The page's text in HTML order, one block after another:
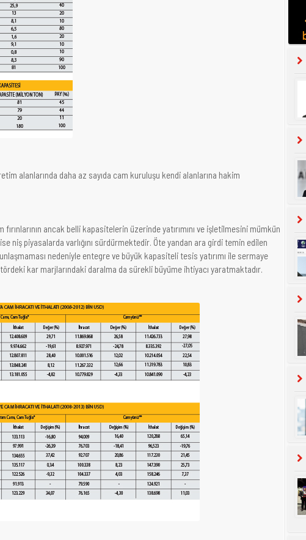
alanlarında daha az sayıda cam kuruluşu kendi alanlarına hakim
ancak belli kapasitelerin üzerinde yatırımını ve işletilmesini mümkün
niş piyasalarda varlığını sürdürmektedir. Öte yandan ara girdi temin edilen
nedeniyle entegre ve büyük kapasiteli tesis yatırımı ile sermaye
kar marjlarındaki daralma da sürekli büyüme ihtiyacı yaratmaktadır.